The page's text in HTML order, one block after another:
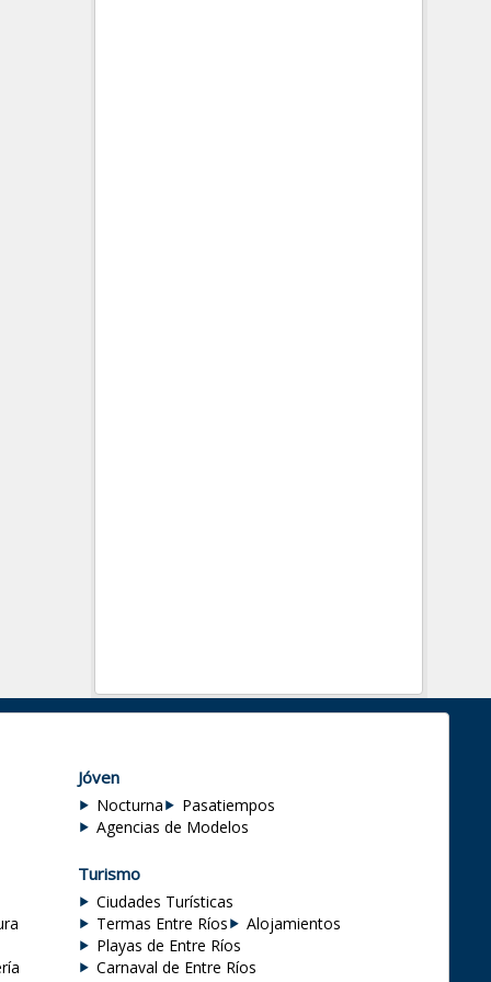
Jóven
Nocturna
Pasatiempos
Agencias de Modelos
Turismo
Ciudades Turísticas
Termas Entre Ríos
Alojamientos
Playas de Entre Ríos
Carnaval de Entre Ríos